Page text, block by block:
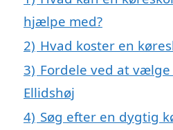
hjælpe med?
2) Hvad koster en
3) Fordele ved at vælge
Ellidshøj
4) Søg efter en dygtig